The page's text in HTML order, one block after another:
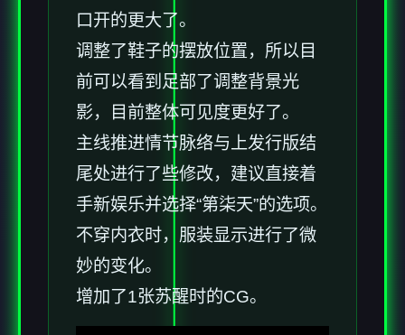
口开的更大了。
调整了鞋子的摆放位置，所以目
前可以看到足部了调整背景光
影，目前整体可见度更好了。
主线推进情节脉络与上发行版结
尾处进行了些修改，建议直接着
手新娱乐并选择“第柒天”的选项。
不穿内衣时，服装显示进行了微
妙的变化。
增加了1张苏醒时的CG。